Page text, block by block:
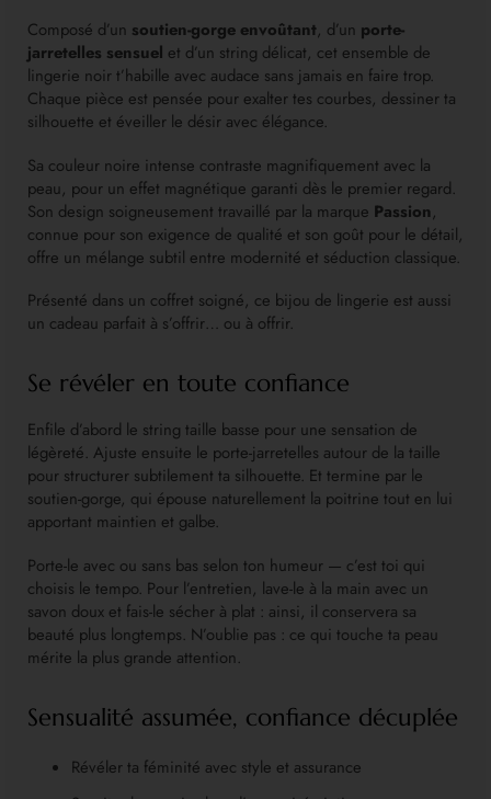
Composé d’un soutien-gorge envoûtant, d’un porte-
jarretelles sensuel et d’un string délicat, cet ensemble de
lingerie noir t’habille avec audace sans jamais en faire trop.
Chaque pièce est pensée pour exalter tes courbes, dessiner ta
silhouette et éveiller le désir avec élégance.
Sa couleur noire intense contraste magnifiquement avec la
peau, pour un effet magnétique garanti dès le premier regard.
Son design soigneusement travaillé par la marque Passion,
connue pour son exigence de qualité et son goût pour le détail,
offre un mélange subtil entre modernité et séduction classique.
Présenté dans un coffret soigné, ce bijou de lingerie est aussi
un cadeau parfait à s’offrir… ou à offrir.
Se révéler en toute confiance
Enfile d’abord le string taille basse pour une sensation de
légèreté. Ajuste ensuite le porte-jarretelles autour de la taille
pour structurer subtilement ta silhouette. Et termine par le
soutien-gorge, qui épouse naturellement la poitrine tout en lui
apportant maintien et galbe.
Porte-le avec ou sans bas selon ton humeur — c’est toi qui
choisis le tempo. Pour l’entretien, lave-le à la main avec un
savon doux et fais-le sécher à plat : ainsi, il conservera sa
beauté plus longtemps. N’oublie pas : ce qui touche ta peau
mérite la plus grande attention.
Sensualité assumée, confiance décuplée
Révéler ta féminité avec style et assurance